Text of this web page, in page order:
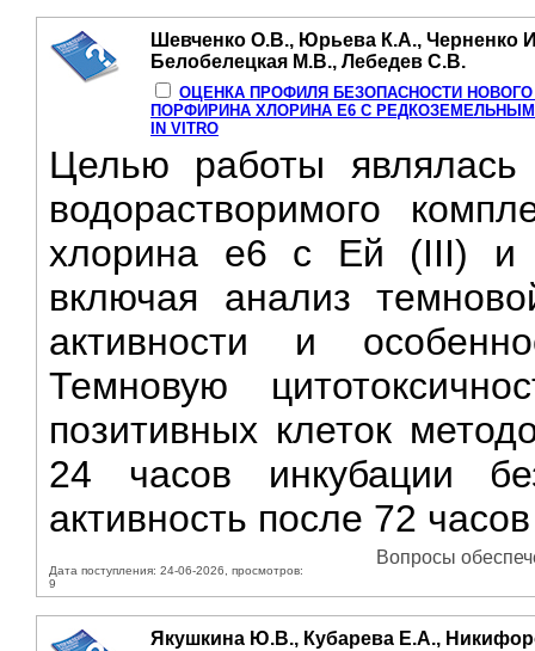
Шевченко О.В., Юрьева К.А., Черненко
Белобелецкая М.В., Лебедев С.В.
ОЦЕНКА ПРОФИЛЯ БЕЗОПАСНОСТИ
ПОРФИРИНА ХЛОРИНА Е6 С
IN VITRO
Целью работы являлась
водорастворимого
хлорина е6 с Ей (III) и
включая анализ
активности и
Темновую
позитивных клеток
24 часов инкубации
активность после 72
Дата поступления: 24-06-2026, просмотров:
9
Вопросы
Якушкина Ю.В., Кубарева Е.А.,